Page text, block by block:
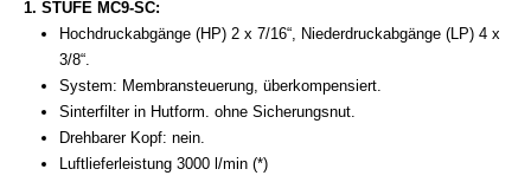
1. STUFE MC9-SC:
Hochdruckabgänge (HP) 2 x 7/16“, Niederdruckabgänge (LP) 4 x
3/8“.
System: Membransteuerung, überkompensiert.
Sinterfilter in Hutform. ohne Sicherungsnut.
Drehbarer Kopf: nein.
Luftlieferleistung 3000 l/min (*)